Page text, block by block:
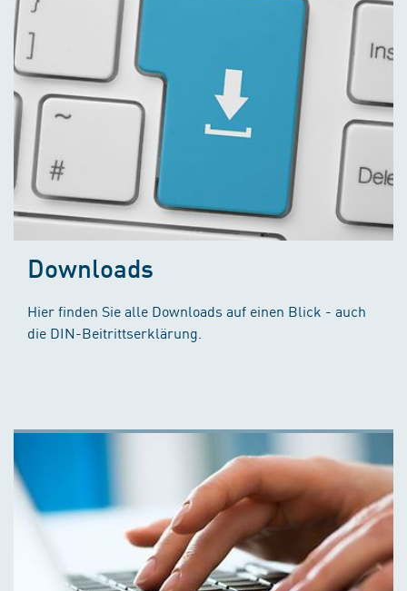
Downloads
Hier finden Sie alle Downloads auf einen Blick - auch
die DIN-Beitrittserklärung.